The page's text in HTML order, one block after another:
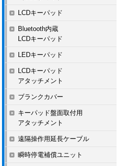
LCDキーパッド
Bluetooth内蔵
LCDキーパッド
LEDキーパッド
LCDキーパッド
アタッチメント
ブランクカバー
キーパッド盤面取付用
アタッチメント
遠隔操作用延長ケーブル
瞬時停電補償ユニット